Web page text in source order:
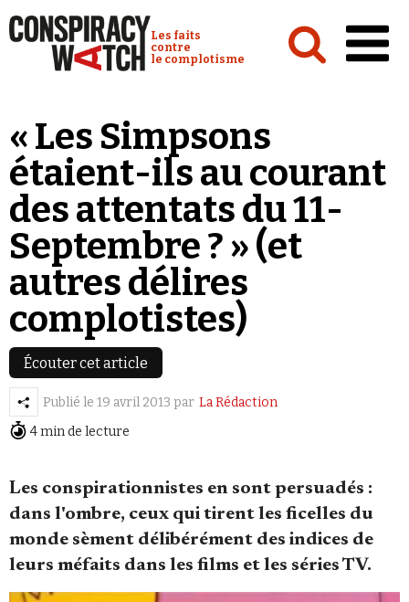
Conspiracy Watch :
Les faits
contre
le complotisme
Analyses
Conspipédia
Vidéos
Émissions
Revues de presse
Newsletter
Faire un don
« Les Simpsons
étaient-ils au courant
des attentats du 11-
Septembre ? » (et
autres délires
complotistes)
Écouter cet article
Publié le 19 avril 2013 par La Rédaction
4 min de lecture
Les conspirationnistes en sont persuadés :
dans l'ombre, ceux qui tirent les ficelles du
monde sèment délibérément des indices de
leurs méfaits dans les films et les séries TV.